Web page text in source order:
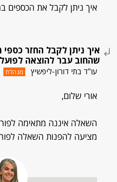
איך ניתן לקבל את הכספים
איך ניתן לקבל החזר
שהחוב עבר להוצאה
עו"ד בתי דורון-ליפשיץ מנהלת
אורי שלום,
השאלה איננה מתאימה
מציעה להפנות השאלה